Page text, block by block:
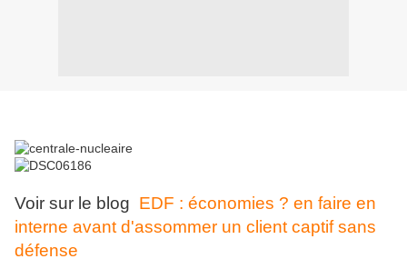
Voir sur le blog EDF : économies ? en faire en
interne avant d'assommer un client captif sans
défense